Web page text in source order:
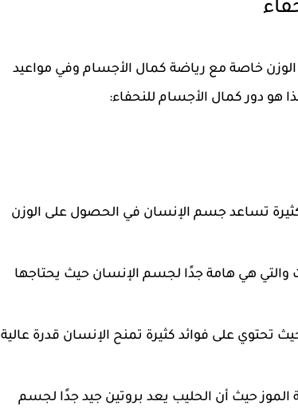
الوزن خاصة مع رياضة كمال الأجسام وفي مواعيد
هو دور كمال الأجسام للنحفاء:
كثيرة تساعد جسم الإنسان في الحصول على الوزن
والتي هي هامة جدًا لجسم الإنسان حيث يحتاجها
تحتوي على فوائد كثيرة تمنح الإنسان قدرة عالية
حيث أن الحليب يعد بروتين جيد جدًا لجسم